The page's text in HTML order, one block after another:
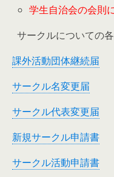
学生自治会の会則
サークルについての
課外活動団体継続届
サークル名変更届
サークル代表変更届
新規サークル申請書
サークル活動申請書